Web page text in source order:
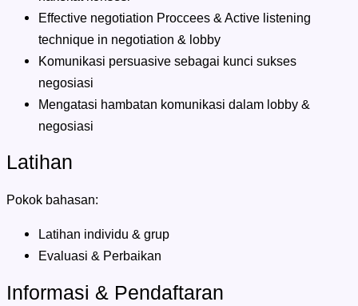
Effective negotiation Proccees & Active listening
technique in negotiation & lobby
Komunikasi persuasive sebagai kunci sukses
negosiasi
Mengatasi hambatan komunikasi dalam lobby &
negosiasi
Latihan
Pokok bahasan:
Latihan individu & grup
Evaluasi & Perbaikan
Informasi & Pendaftaran